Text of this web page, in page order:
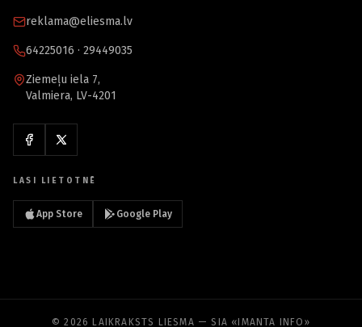
reklama@eliesma.lv
64225016 · 29449035
Ziemeļu iela 7,
Valmiera, LV-4201
LASI LIETOTNĒ
App Store Google Play
© 2026 LAIKRAKSTS LIESMA — SIA «IMANTA INFO»